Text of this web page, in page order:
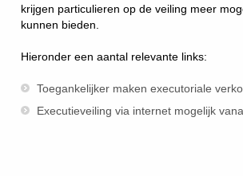
krijgen particulieren op de veiling meer
kunnen bieden.
Hieronder een aantal relevante links:
Toegankelijker maken executoriale
Executieveiling via internet mogelijk